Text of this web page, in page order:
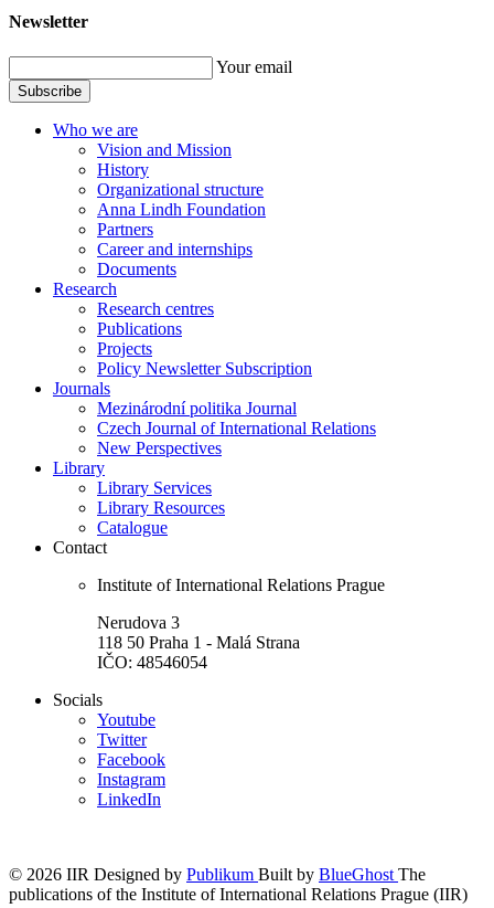
Newsletter
Your email
Subscribe
Who we are
Vision and Mission
History
Organizational structure
Anna Lindh Foundation
Partners
Career and internships
Documents
Research
Research centres
Publications
Projects
Policy Newsletter Subscription
Journals
Mezinárodní politika Journal
Czech Journal of International Relations
New Perspectives
Library
Library Services
Library Resources
Catalogue
Contact
Institute of International Relations Prague
Nerudova 3
118 50 Praha 1 - Malá Strana
IČO: 48546054
Socials
Youtube
Twitter
Facebook
Instagram
LinkedIn
© 2026 IIR Designed by Publikum Built by BlueGhost The
publications of the Institute of International Relations Prague (IIR)